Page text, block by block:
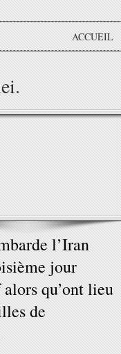
ACCUEIL
l’Iran
jour
qu’ont lieu
de